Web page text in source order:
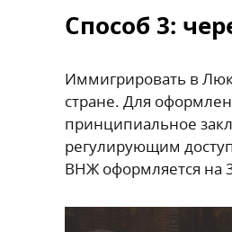
Способ 3:
Иммигрировать в
стране. Для
принципиальное
регулирующим
ВНЖ оформляется на